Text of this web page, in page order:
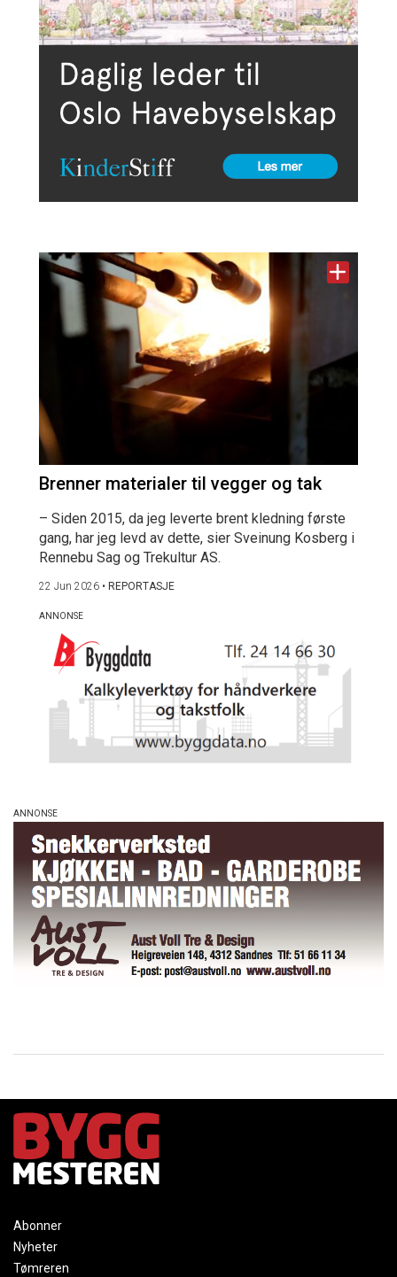
Brenner materialer til vegger og tak
– Siden 2015, da jeg leverte brent kledning første
gang, har jeg levd av dette, sier Sveinung Kosberg i
Rennebu Sag og Trekultur AS.
22 Jun 2026 • REPORTASJE
Abonner
Nyheter
Tømreren